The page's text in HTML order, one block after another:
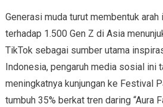
Generasi muda turut membentuk
terhadap 1.500 Gen Z di Asia
TikTok sebagai sumber utama
Indonesia, pengaruh media sosial ini
meningkatnya kunjungan ke Festival
tumbuh 35% berkat tren daring “Aura